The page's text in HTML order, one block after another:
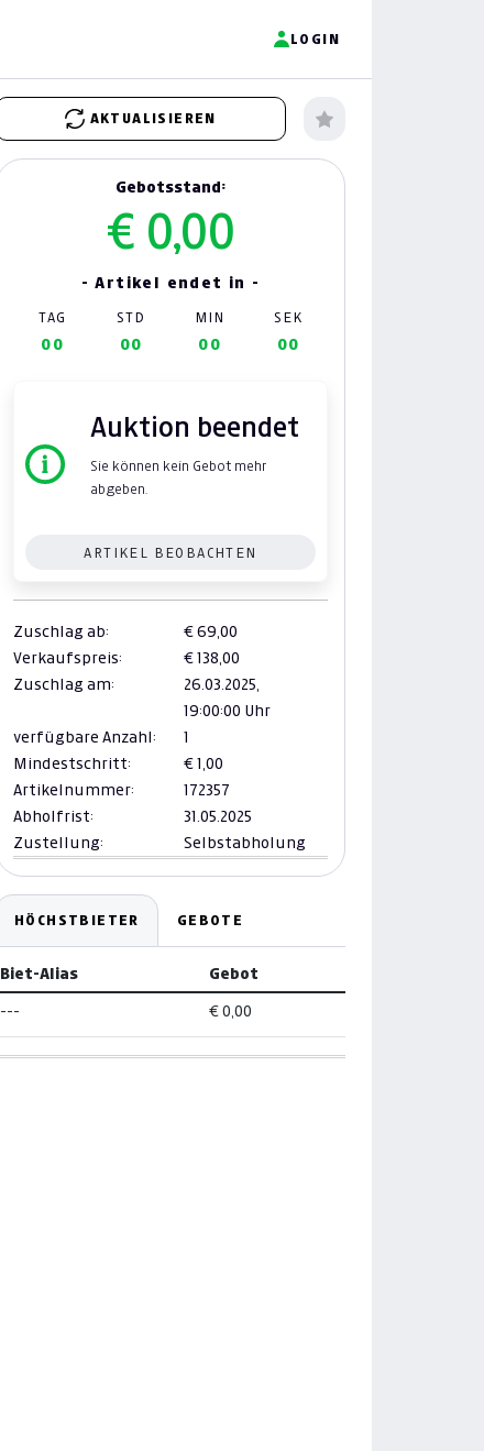
LOGIN
AKTUALISIEREN
Gebotsstand:
€ 0,00
- Artikel endet in -
TAG STD MIN SEK
00 00 00 00
Auktion beendet
Sie können kein Gebot mehr
abgeben.
ARTIKEL BEOBACHTEN
Zuschlag ab:
€ 69,00
Verkaufspreis:
€ 138,00
Zuschlag am:
26.03.2025,
19:00:00 Uhr
verfügbare Anzahl:
1
Mindestschritt:
€ 1,00
Artikelnummer:
172357
Abholfrist:
31.05.2025
Zustellung:
Selbstabholung
HÖCHSTBIETER GEBOTE
Biet-Alias Gebot
--- € 0,00